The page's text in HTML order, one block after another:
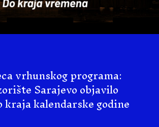
vrhunskog programa:
Sarajevo objavilo
kalendarske godine